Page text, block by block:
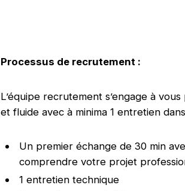
Processus de recrutement :
L’équipe recrutement s’engage à
et fluide avec à minima 1 entretien
Un premier échange de 30 min
comprendre votre projet
1 entretien technique